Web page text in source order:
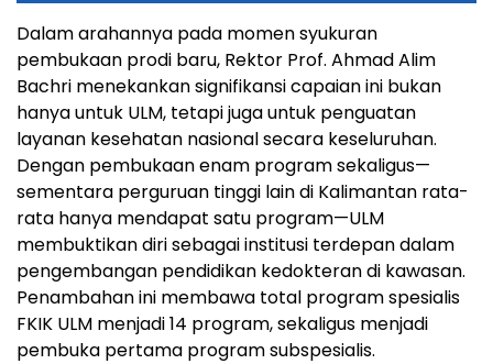
Dalam arahannya pada momen syukuran
pembukaan prodi baru, Rektor Prof. Ahmad Alim
Bachri menekankan signifikansi capaian ini bukan
hanya untuk ULM, tetapi juga untuk penguatan
layanan kesehatan nasional secara keseluruhan.
Dengan pembukaan enam program sekaligus—
sementara perguruan tinggi lain di Kalimantan rata-
rata hanya mendapat satu program—ULM
membuktikan diri sebagai institusi terdepan dalam
pengembangan pendidikan kedokteran di kawasan.
Penambahan ini membawa total program spesialis
FKIK ULM menjadi 14 program, sekaligus menjadi
pembuka pertama program subspesialis.